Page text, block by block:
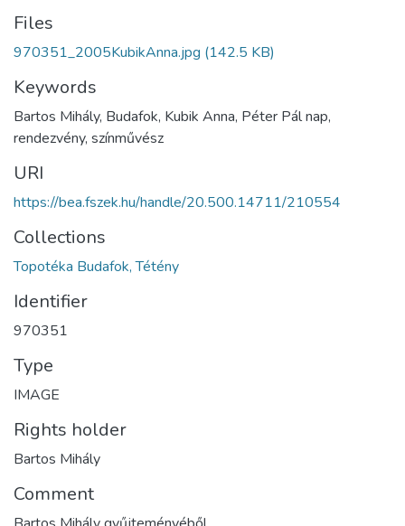
Files
970351_2005KubikAnna.jpg (142.5 KB)
Keywords
Bartos Mihály, Budafok, Kubik Anna, Péter Pál nap,
rendezvény, színművész
URI
https://bea.fszek.hu/handle/20.500.14711/210554
Collections
Topotéka Budafok, Tétény
Identifier
970351
Type
IMAGE
Rights holder
Bartos Mihály
Comment